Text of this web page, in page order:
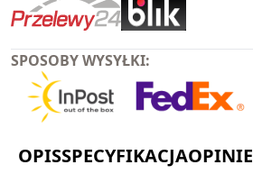
SPOSOBY WYSYŁKI:
OPISSPECYFIKACJAOPINIE